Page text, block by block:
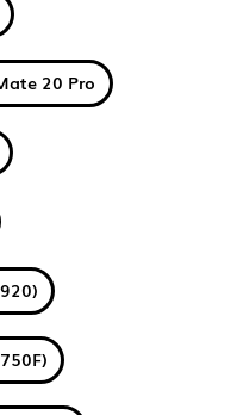
20 Pro